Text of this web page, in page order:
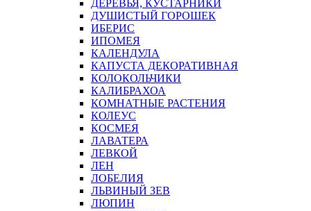
ДЕРЕВЬЯ, КУСТАРНИКИ
ДУШИСТЫЙ ГОРОШЕК
ИБЕРИС
ИПОМЕЯ
КАЛЕНДУЛА
КАПУСТА ДЕКОРАТИВНАЯ
КОЛОКОЛЬЧИКИ
КАЛИБРАХОА
КОМНАТНЫЕ РАСТЕНИЯ
КОЛЕУС
КОСМЕЯ
ЛАВАТЕРА
ЛЕВКОЙ
ЛЕН
ЛОБЕЛИЯ
ЛЬВИНЫЙ ЗЕВ
ЛЮПИН